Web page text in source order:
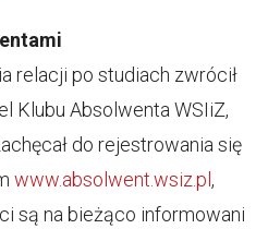
relacji po studiach zwrócił
Klubu Absolwenta WSIiZ,
do rejestrowania się
www.absolwent.wsiz.pl ,
są na bieżąco informowani